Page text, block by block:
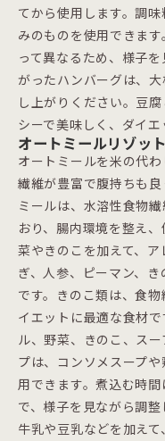
てから使用します。調
みのものを使用できま
って異なるため、様子
がったハンバーグは、
し上がりください。豆
シーで美味しく、ダイエ
オートミールリゾット
オートミールを米の代
繊維が豊富で腹持ちも
ミールは、水溶性食物
おり、腸内環境を整え
菜やきのこを加えて、
ぎ、人参、ピーマン、
です。きのこ類は、食
イエットに最適な食材
ル、野菜、きのこ、ス
プは、コンソメスープ
用できます。煮込む時
で、様子を見ながら調整
牛乳や豆乳などを加えて